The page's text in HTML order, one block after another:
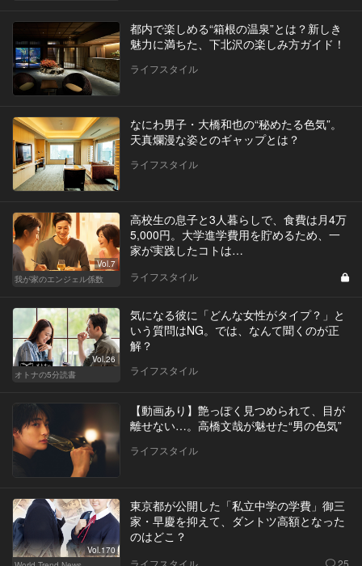
都内で楽しめる“箱根の温泉”とは？新しき
魅力に満ちた、下北沢の楽しみ方ガイド！
ライフスタイル
なにわ男子・大橋和也の“秘めたる色気”。
天真爛漫な姿とのギャップとは？
ライフスタイル
Vol.7
我が家のエンジェル係数
高校生の息子と3人暮らしで、食費は月4万
5,000円。大学進学費用を貯めるため、一
家が実践したコトは…
ライフスタイル
Vol.26
オトナの5分読書
気になる彼に「どんな女性がタイプ？」と
いう質問はNG。では、なんて聞くのが正
解？
ライフスタイル
【動画あり】艶っぽく見つめられて、目が
離せない…。高橋文哉が魅せた“男の色気”
ライフスタイル
Vol.170
東京都が公開した「私立中学の学費」御三
家・早慶を抑えて、ダントツ高額となった
のはどこ？
ライフスタイル 25